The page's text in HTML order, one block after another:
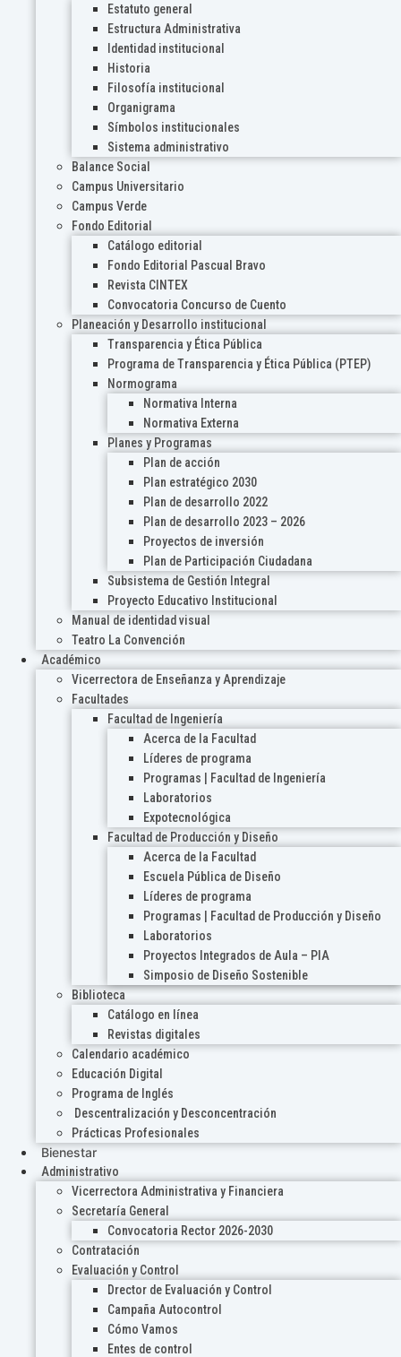
Estatuto general
Estructura Administrativa
Identidad institucional
Historia
Filosofía institucional
Organigrama
Símbolos institucionales
Sistema administrativo
Balance Social
Campus Universitario
Campus Verde
Fondo Editorial
Catálogo editorial
Fondo Editorial Pascual Bravo
Revista CINTEX
Convocatoria Concurso de Cuento
Planeación y Desarrollo institucional
Transparencia y Ética Pública
Programa de Transparencia y Ética Pública (PTEP)
Normograma
Normativa Interna
Normativa Externa
Planes y Programas
Plan de acción
Plan estratégico 2030
Plan de desarrollo 2022
Plan de desarrollo 2023 – 2026
Proyectos de inversión
Plan de Participación Ciudadana
Subsistema de Gestión Integral
Proyecto Educativo Institucional
Manual de identidad visual
Teatro La Convención
Académico
Vicerrectora de Enseñanza y Aprendizaje
Facultades
Facultad de Ingeniería
Acerca de la Facultad
Líderes de programa
Programas | Facultad de Ingeniería
Laboratorios
Expotecnológica
Facultad de Producción y Diseño
Acerca de la Facultad
Escuela Pública de Diseño
Líderes de programa
Programas | Facultad de Producción y Diseño
Laboratorios
Proyectos Integrados de Aula – PIA
Simposio de Diseño Sostenible
Biblioteca
Catálogo en línea
Revistas digitales
Calendario académico
Educación Digital
Programa de Inglés
Descentralización y Desconcentración
Prácticas Profesionales
Bienestar
Administrativo
Vicerrectora Administrativa y Financiera
Secretaría General
Convocatoria Rector 2026-2030
Contratación
Evaluación y Control
Drector de Evaluación y Control
Campaña Autocontrol
Cómo Vamos
Entes de control